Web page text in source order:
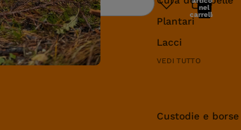
Plantari
Lacci
VEDI TUTTO
Custodie e
Ricerca
nel
carrello: